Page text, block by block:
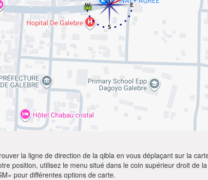
la ligne de direction de la qibla en vous déplaçant sur la
position, utilisez le menu situé dans le coin supérieur droit de
pour différentes options de carte.